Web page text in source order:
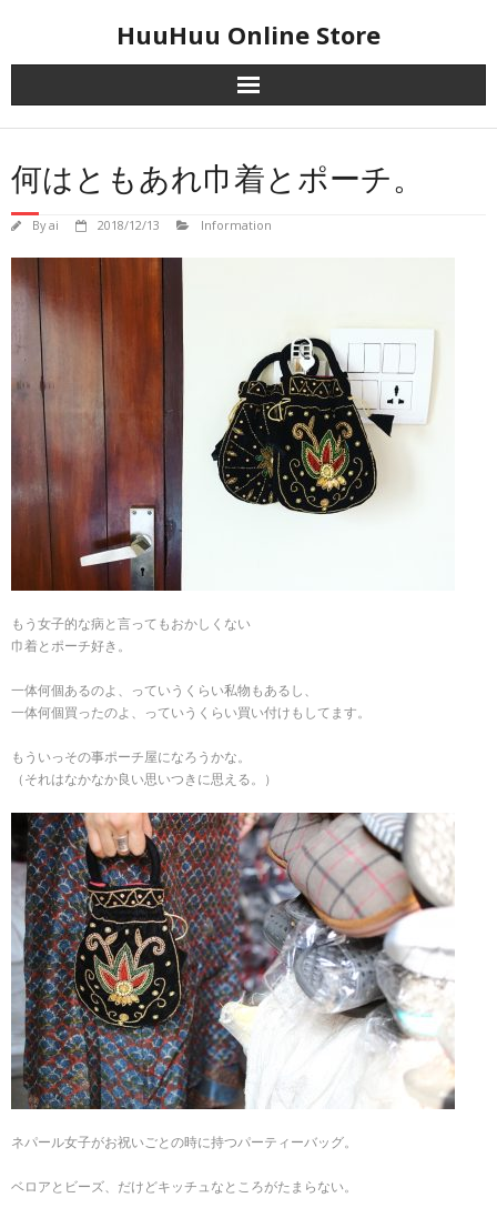
HuuHuu Online Store
何はともあれ巾着とポーチ。
Byai 2018/12/13 Information
もう女子的な病と言ってもおかしくない
巾着とポーチ好き。
一体何個あるのよ、っていうくらい私物もあるし、
一体何個買ったのよ、っていうくらい買い付けもしてます。
もういっその事ポーチ屋になろうかな。
（それはなかなか良い思いつきに思える。）
ネパール女子がお祝いごとの時に持つパーティーバッグ。
ベロアとビーズ、だけどキッチュなところがたまらない。